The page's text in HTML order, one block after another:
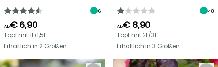
6
Ab€ 6,90
Topf mit 1L/1,5L
Erhältlich in 2 Größen
48
Ab€ 8,90
Topf mit 2L/3L
Erhältlich in 3 Größen